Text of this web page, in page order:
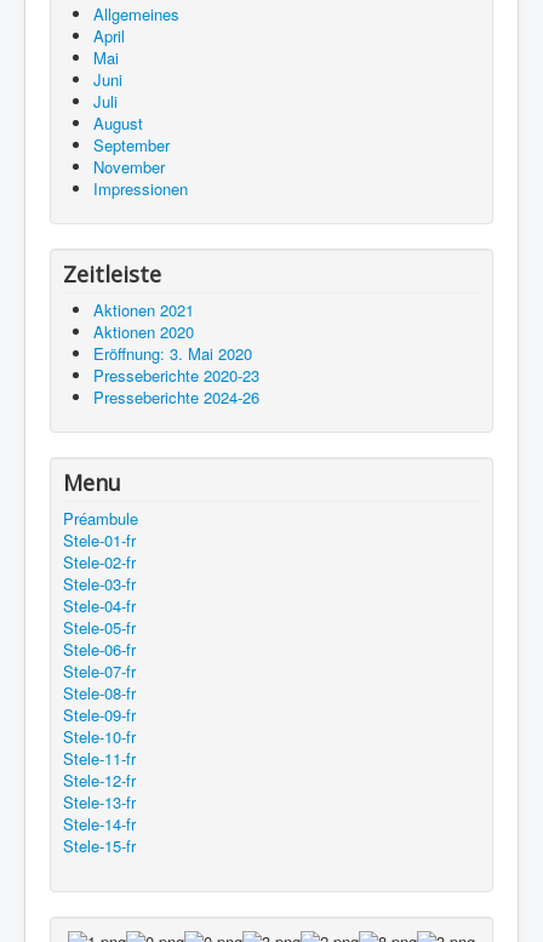
Allgemeines
April
Mai
Juni
Juli
August
September
November
Impressionen
Zeitleiste
Aktionen 2021
Aktionen 2020
Eröffnung: 3. Mai 2020
Presseberichte 2020-23
Presseberichte 2024-26
Menu
Préambule
Stele-01-fr
Stele-02-fr
Stele-03-fr
Stele-04-fr
Stele-05-fr
Stele-06-fr
Stele-07-fr
Stele-08-fr
Stele-09-fr
Stele-10-fr
Stele-11-fr
Stele-12-fr
Stele-13-fr
Stele-14-fr
Stele-15-fr